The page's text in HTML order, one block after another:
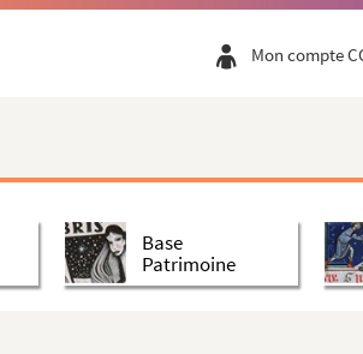
Mon compte
Base
Patrimoine